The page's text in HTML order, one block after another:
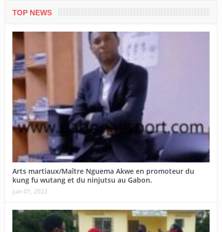
TOP NEWS
Arts martiaux/Maître Nguema Akwe en promoteur du
kung fu wutang et du ninjutsu au Gabon.
juin 01, 2022